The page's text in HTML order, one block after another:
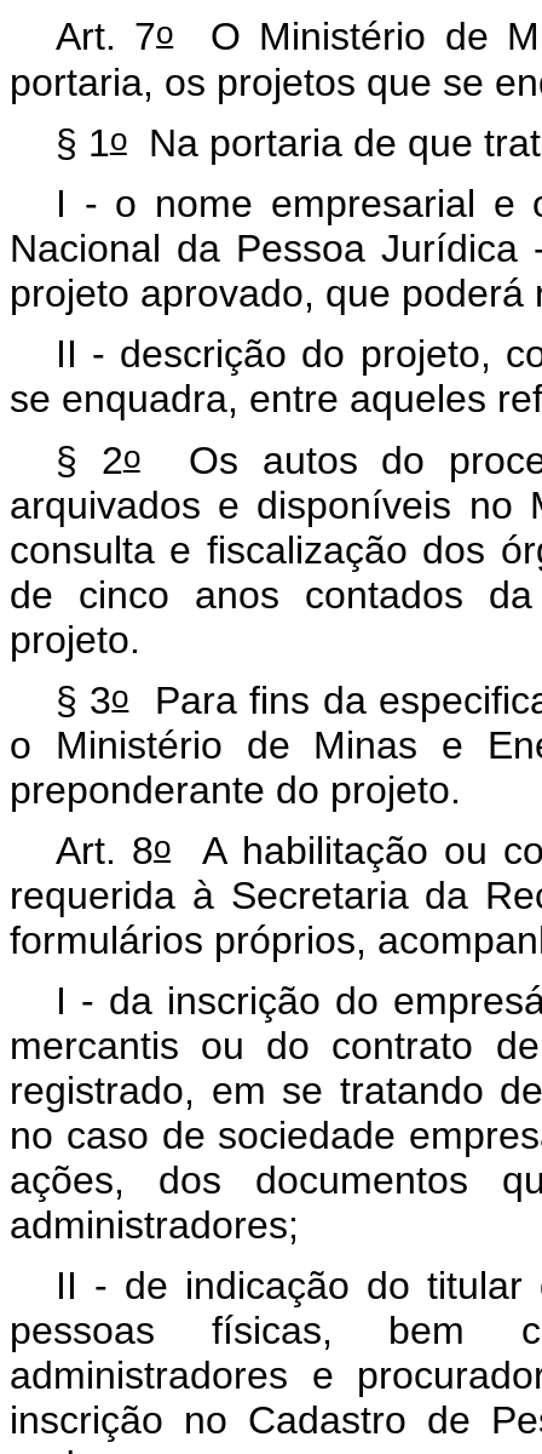
Art. 7oO Ministério de
portaria, os projetos que se
§ 1oNa portaria de que
I - o nome empresarial e
Nacional da Pessoa
projeto aprovado, que
II - descrição do projeto,
se enquadra, entre aqueles
§ 2oOs autos do
arquivados e disponíveis no
consulta e fiscalização dos
de cinco anos contados
projeto.
§ 3oPara fins da
o Ministério de Minas e
preponderante do projeto.
Art. 8o
A habilitação ou
requerida à Secretaria da
formulários próprios,
I - da inscrição do
mercantis ou do contrato
registrado, em se tratando
no caso de sociedade
ações, dos documentos
administradores;
II - de indicação do titular
pessoas físicas, bem
administradores e
inscrição no Cadastro de